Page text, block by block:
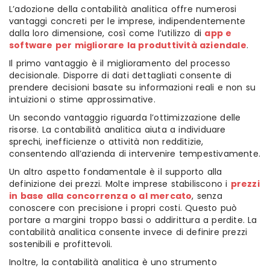
L’adozione della contabilità analitica offre numerosi
vantaggi concreti per le imprese, indipendentemente
dalla loro dimensione, così come l’utilizzo di app e
software per migliorare la produttività aziendale.
Il primo vantaggio è il miglioramento del processo
decisionale. Disporre di dati dettagliati consente di
prendere decisioni basate su informazioni reali e non su
intuizioni o stime approssimative.
Un secondo vantaggio riguarda l’ottimizzazione delle
risorse. La contabilità analitica aiuta a individuare
sprechi, inefficienze o attività non redditizie,
consentendo all’azienda di intervenire tempestivamente.
Un altro aspetto fondamentale è il supporto alla
definizione dei prezzi. Molte imprese stabiliscono i prezzi
in base alla concorrenza o al mercato, senza
conoscere con precisione i propri costi. Questo può
portare a margini troppo bassi o addirittura a perdite. La
contabilità analitica consente invece di definire prezzi
sostenibili e profittevoli.
Inoltre, la contabilità analitica è uno strumento